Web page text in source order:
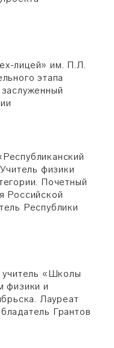
лицей» им. П.Л.
этапа
физики
Почетный
Российской
Республики
учитель «Школы
физики и
Лауреат
Грантов